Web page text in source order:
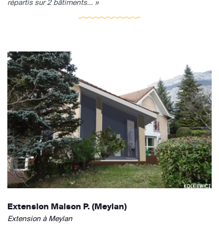
répartis sur 2 bâtiments... »
Extension Maison P. (Meylan)
Extension à Meylan